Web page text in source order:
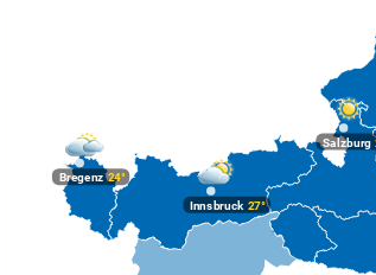
Bregenz24°
Innsbruck27°
Salzburg